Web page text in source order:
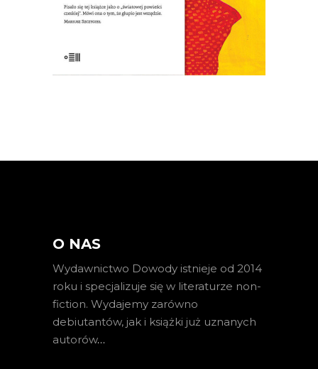
upadku komunizmu w roku 1992. […]
O NAS
Wydawnictwo Dowody istnieje od 2014
roku i specjalizuje się w literaturze non-
fiction. Wydajemy zarówno
debiutantów, jak i książki już uznanych
autorów…